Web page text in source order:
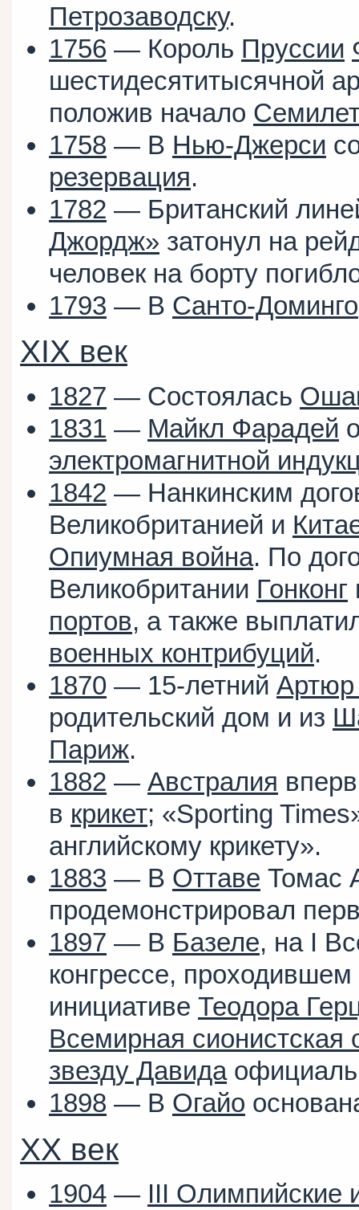
Петрозаводску.
1756 — Король Пруссии
шестидесятитысячной
положив начало
1758 — В Нью-Джерси
резервация.
1782 — Британский
Джордж» затонул на
человек на борту
1793 — В Санто-Доминго
XIX век
1827 — Состоялась
1831 — Майкл Фарадей
электромагнитной
1842 — Нанкинским
Великобританией и
Опиумная война. По
Великобритании Гонконг
портов, а также
военных контрибуций.
1870 — 15-летний
родительский дом и из
Париж.
1882 — Австралия
в крикет; «Sporting
английскому крикету».
1883 — В Оттаве Томас
продемонстрировал
1897 — В Базеле, на I
конгрессе,
инициативе Теодора
Всемирная сионистская
звезду Давида
1898 — В Огайо
XX век
1904 — III Олимпийские